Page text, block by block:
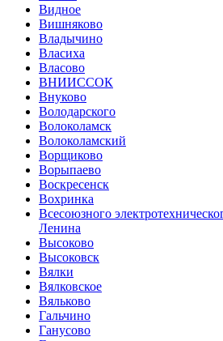
Видное
Вишняково
Владычино
Власиха
Власово
ВНИИССОК
Внуково
Володарского
Волоколамск
Волоколамский
Ворщиково
Ворыпаево
Воскресенск
Вохринка
Всесоюзного
Ленина
Высоково
Высоковск
Вялки
Вялковское
Вяльково
Гальчино
Ганусово